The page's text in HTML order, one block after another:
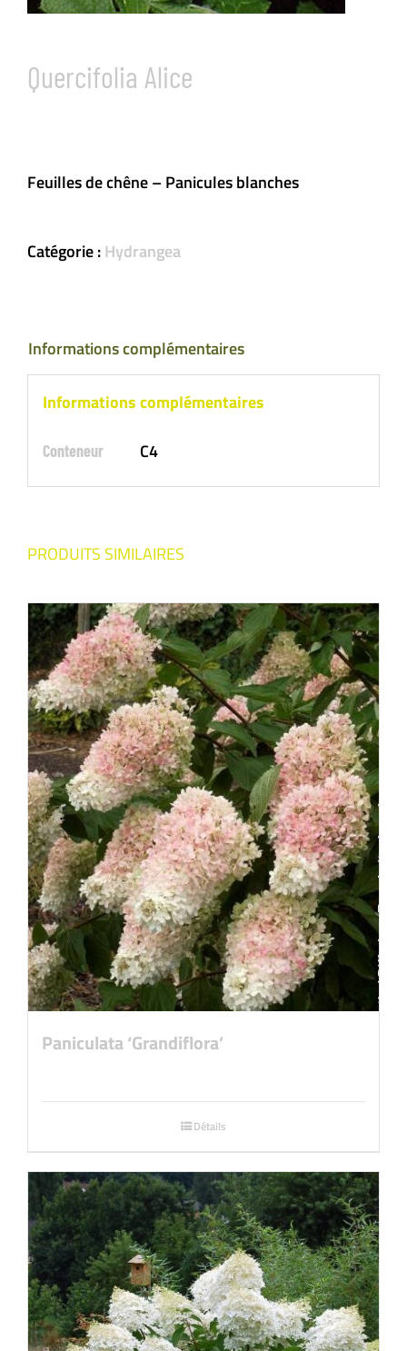
Quercifolia Alice
Feuilles de chêne – Panicules blanches
Catégorie :Hydrangea
Informations complémentaires
Informations complémentaires
Conteneur C4
PRODUITS SIMILAIRES
Paniculata ‘Grandiflora’
Détails